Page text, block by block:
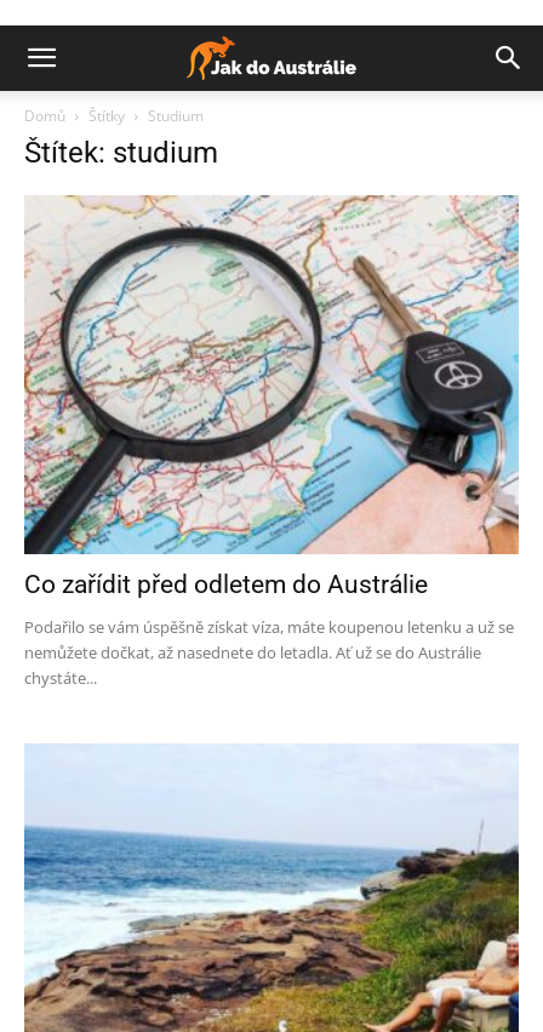
Domů Štítky Studium
Štítek: studium
Co zařídit před odletem do Austrálie
Podařilo se vám úspěšně získat víza, máte koupenou letenku a už se
nemůžete dočkat, až nasednete do letadla. Ať už se do Austrálie
chystáte...